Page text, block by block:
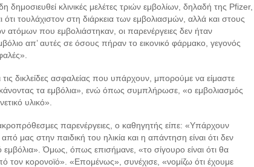
κλινικές μελέτες τριών εμβολίων, δηλαδή της Pfizer,
τουλάχιστον στη διάρκεια των εμβολιασμών, αλλά και στους
που εμβολιάστηκαν, οι παρενέργειες δεν ήταν
απ’ αυτές σε όσους πήραν το εικονικό φάρμακο, γεγονός
δικλείδες ασφαλείας που υπάρχουν, μπορούμε να είμαστε
τα εμβόλια», ενώ όπως συμπλήρωσε, «ο εμβολιασμός
υλικό».
παρενέργειες, ο καθηγητής είπε: «Υπάρχουν
μας στην παιδική του ηλικία και η απάντηση είναι ότι δεν
Όμως, όπως επισήμανε, «το σίγουρο είναι ότι θα
τον κορονοϊό». «Επομένως», συνέχισε, «νομίζω ότι έχουμε